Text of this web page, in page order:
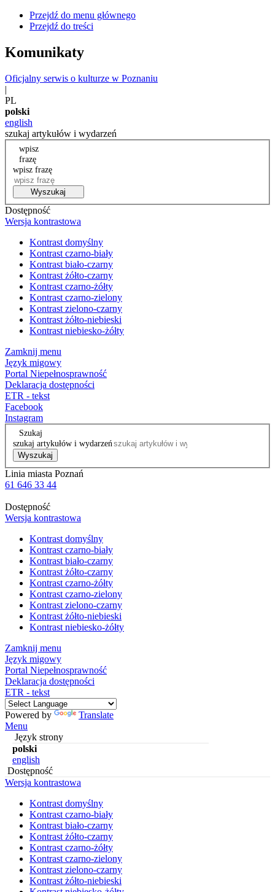
Przejdź do menu głównego
Przejdź do treści
Komunikaty
Oficjalny serwis o kulturze w Poznaniu
|
PL
polski
english
szukaj artykułów i wydarzeń
wpisz
frazę
wpisz frazę
Wyszukaj
Dostępność
Wersja kontrastowa
Kontrast domyślny
Kontrast czarno-biały
Kontrast biało-czarny
Kontrast żółto-czarny
Kontrast czarno-żółty
Kontrast czarno-zielony
Kontrast zielono-czarny
Kontrast żółto-niebieski
Kontrast niebiesko-żółty
Zamknij menu
Język migowy
Portal Niepełnosprawność
Deklaracja dostępności
ETR - tekst
Facebook
Instagram
Szukaj
szukaj artykułów i wydarzeń
Wyszukaj
Linia miasta Poznań
61 646 33 44
Dostępność
Wersja kontrastowa
Kontrast domyślny
Kontrast czarno-biały
Kontrast biało-czarny
Kontrast żółto-czarny
Kontrast czarno-żółty
Kontrast czarno-zielony
Kontrast zielono-czarny
Kontrast żółto-niebieski
Kontrast niebiesko-żółty
Zamknij menu
Język migowy
Portal Niepełnosprawność
Deklaracja dostępności
ETR - tekst
Powered by
Translate
Menu
Język strony
polski
english
Dostępność
Wersja kontrastowa
Kontrast domyślny
Kontrast czarno-biały
Kontrast biało-czarny
Kontrast żółto-czarny
Kontrast czarno-żółty
Kontrast czarno-zielony
Kontrast zielono-czarny
Kontrast żółto-niebieski